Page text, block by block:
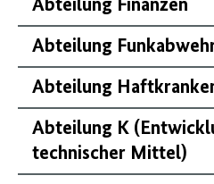
Abteilung Finanzen
Abteilung
Abteilung
Abteilung K
technischer Mittel)